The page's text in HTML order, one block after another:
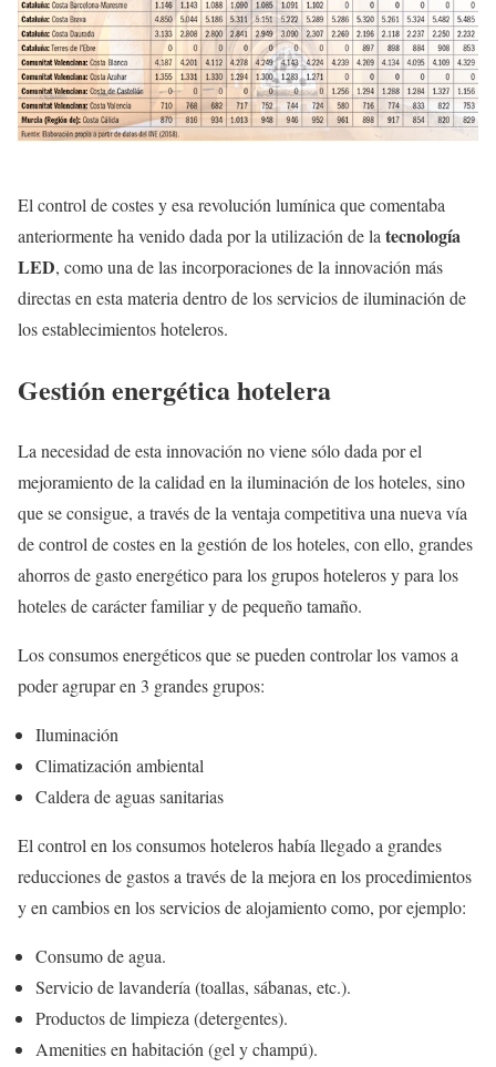
El control de costes y esa revolución lumínica que comentaba
anteriormente ha venido dada por la utilización de latecnología
LED, como una de las incorporaciones de la innovación más
directas en esta materia dentro de los servicios de iluminación de
los establecimientos hoteleros.
Gestión energética hotelera
La necesidad de esta innovación no viene sólo dada por el
mejoramiento de la calidad en la iluminación de los hoteles, sino
que se consigue, a través de la ventaja competitiva una nueva vía
de control de costes en la gestión de los hoteles, con ello, grandes
ahorros de gasto energético para los grupos hoteleros y para los
hoteles de carácter familiar y de pequeño tamaño.
Los consumos energéticos que se pueden controlar los vamos a
poder agrupar en 3 grandes grupos:
Iluminación
Climatización ambiental
Caldera de aguas sanitarias
El control en los consumos hoteleros había llegado a grandes
reducciones de gastos a través de la mejora en los procedimientos
y en cambios en los servicios de alojamiento como, por ejemplo:
Consumo de agua.
Servicio de lavandería (toallas, sábanas, etc.).
Productos de limpieza (detergentes).
Amenities en habitación (gel y champú).